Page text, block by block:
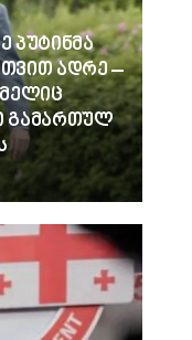
პუტინმა
თვით ადრე –
გამართულ